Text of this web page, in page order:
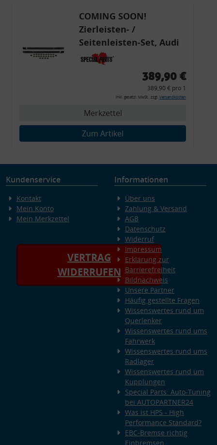
COMING SOON!
Zierleisten- /
Seitenleisten-Set, Audi
80 Cabrio, Coupe, S2, (6x
Zierleiste, 2x Kappe,
Montagewerkzeug)
389,90 €
389,90 € pro 1
inkl. gesetzl. MwSt., zzgl. Versandkosten
Merkzettel
Zum Artikel
Kundenservice
Kontakt
Mein Konto
Mein Merkzettel
VERTRAG
WIDERRUFEN
Informationen
Über uns
Zahlung & Versand
AGB
Datenschutz
Widerruf
Impressum
Erklärung zur
Barrierefreiheit
Bildnachweis
Unsere Partner
Häufig gestellte Fragen
Wissenswertes rund um
Querlenker
Wissenswertes rund ums
Fahrwerk
Wissenswertes rund ums
Radlager
Wissenswertes rund um
Kupplungen
Special Parts: Auto-Tuning
bei AUTOPARTNER24
Was ist HPS - High
Performance Standard?
EBC-Bremse richtig
Einbremsen